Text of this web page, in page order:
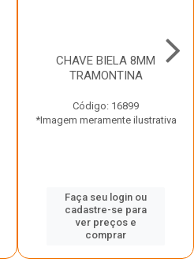
CHAVE BIELA 8MM
TRAMONTINA
Código: 16899
*Imagem meramente ilustrativa
Faça seu login ou
cadastre-se para
ver preços e
comprar